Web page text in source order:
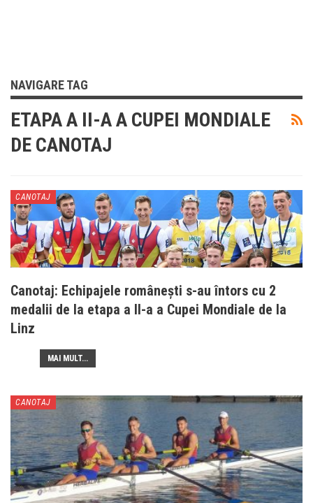
NAVIGARE TAG
ETAPA A II-A A CUPEI MONDIALE
DE CANOTAJ
CANOTAJ
Canotaj: Echipajele românești s-au întors cu 2
medalii de la etapa a II-a a Cupei Mondiale de la
Linz
MAI MULT...
CANOTAJ